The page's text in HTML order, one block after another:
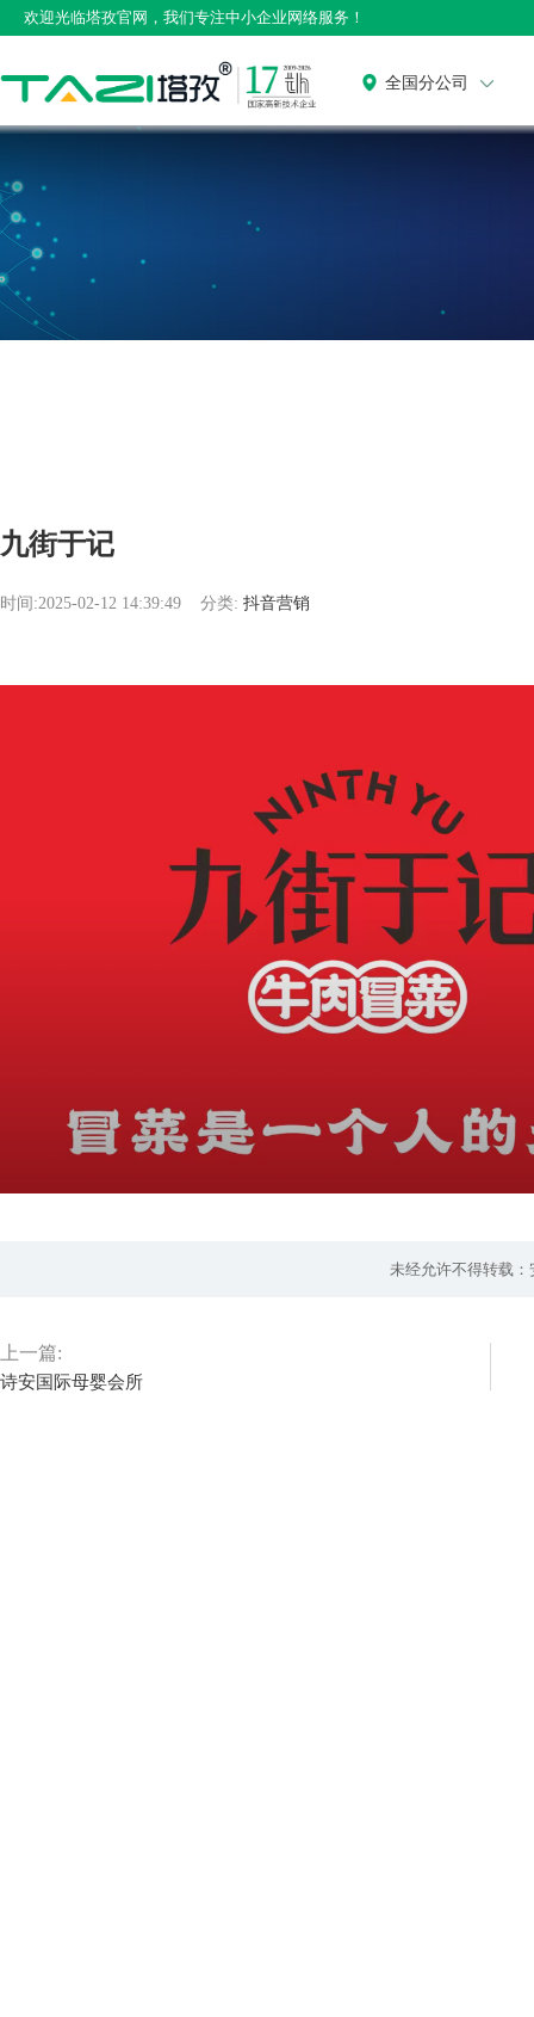
欢迎光临塔孜官网，我们专注中小企业网络服务！
全国分公司
九街于记
时间:2025-02-12 14:39:49 分类: 抖音营销
未经允许不得转载：
上一篇:
诗安国际母婴会所